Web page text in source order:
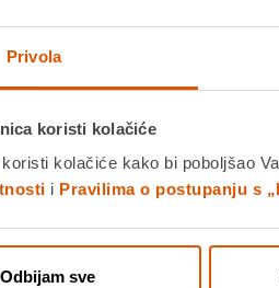
Privola
koristi kolačiće
kolačiće kako bi poboljšao
i Pravilima o postupanju s
Odbijam sve
Detalji
85g
nešto drugačije zahtjeve za hranom